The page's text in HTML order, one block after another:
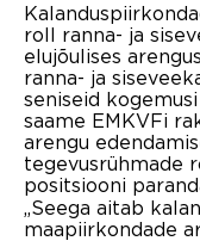
roll ranna- ja
elujõulises
ranna- ja
seniseid
saame EMKVFi
arengu
tegevusrühmade
positsiooni
„Seega aitab
maapiirkondade